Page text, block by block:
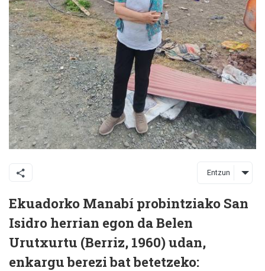
Entzun
Ekuadorko Manabí probintziako San
Isidro herrian egon da Belen
Urutxurtu (Berriz, 1960) udan,
enkargu berezi bat betetzeko: